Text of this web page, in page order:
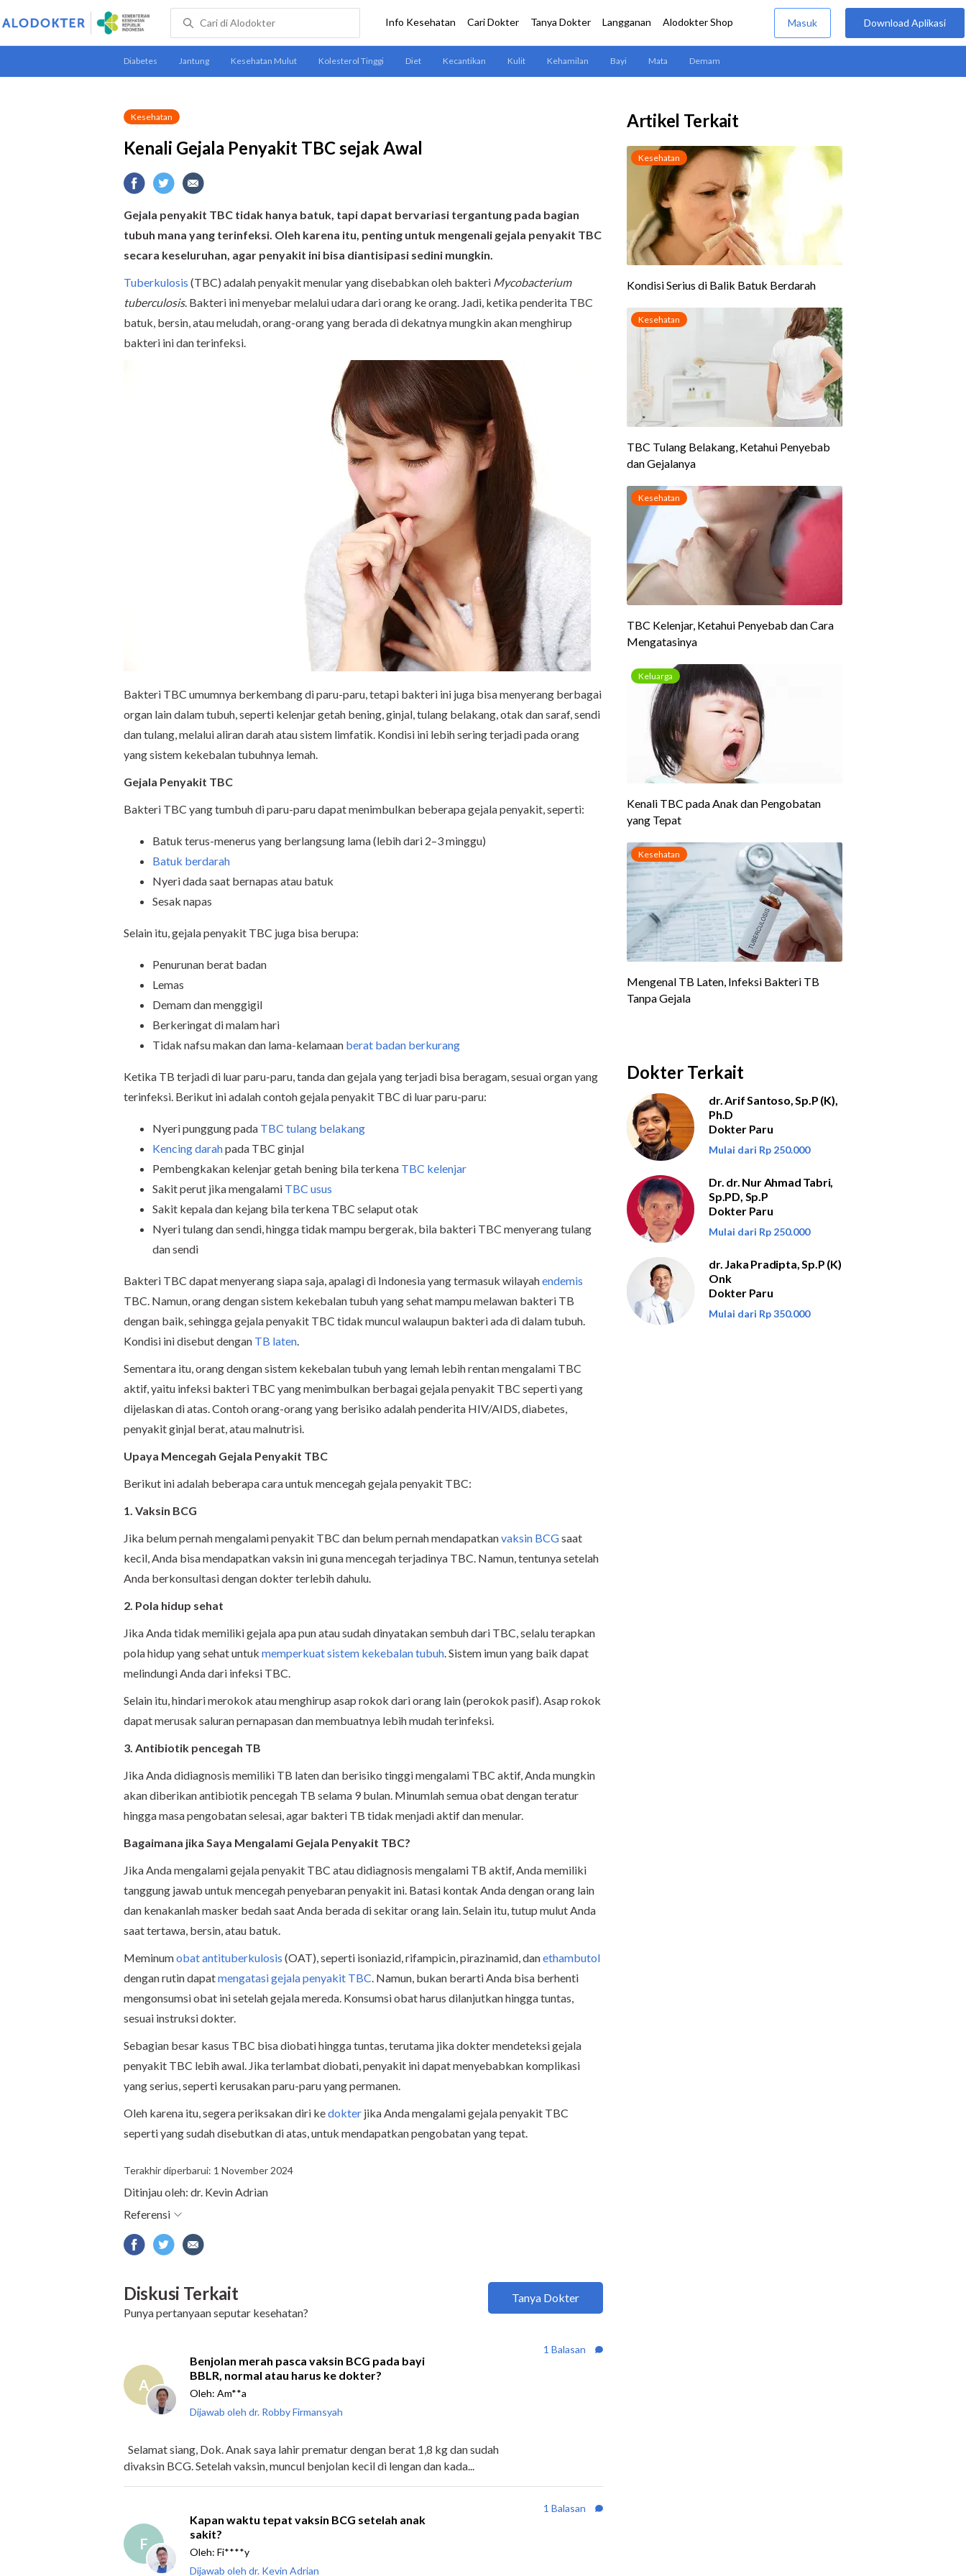
Kesehatan
Kenali Gejala Penyakit TBC sejak Awal
Gejala penyakit TBC tidak hanya batuk, tapi dapat bervariasi tergantung pada bagian
tubuh mana yang terinfeksi. Oleh karena itu, penting untuk mengenali gejala penyakit TBC
secara keseluruhan, agar penyakit ini bisa diantisipasi sedini mungkin.
Tuberkulosis (TBC) adalah penyakit menular yang disebabkan oleh bakteri Mycobacterium
tuberculosis. Bakteri ini menyebar melalui udara dari orang ke orang. Jadi, ketika penderita TBC
batuk, bersin, atau meludah, orang-orang yang berada di dekatnya mungkin akan menghirup
bakteri ini dan terinfeksi.
Bakteri TBC umumnya berkembang di paru-paru, tetapi bakteri ini juga bisa menyerang berbagai
organ lain dalam tubuh, seperti kelenjar getah bening, ginjal, tulang belakang, otak dan saraf, sendi
dan tulang, melalui aliran darah atau sistem limfatik. Kondisi ini lebih sering terjadi pada orang
yang sistem kekebalan tubuhnya lemah.
Gejala Penyakit TBC
Bakteri TBC yang tumbuh di paru-paru dapat menimbulkan beberapa gejala penyakit, seperti:
Batuk terus-menerus yang berlangsung lama (lebih dari 2–3 minggu)
Batuk berdarah
Nyeri dada saat bernapas atau batuk
Sesak napas
Selain itu, gejala penyakit TBC juga bisa berupa:
Penurunan berat badan
Lemas
Demam dan menggigil
Berkeringat di malam hari
Tidak nafsu makan dan lama-kelamaan berat badan berkurang
Ketika TB terjadi di luar paru-paru, tanda dan gejala yang terjadi bisa beragam, sesuai organ yang
terinfeksi. Berikut ini adalah contoh gejala penyakit TBC di luar paru-paru:
Nyeri punggung pada TBC tulang belakang
Kencing darahpada TBC ginjal
Pembengkakan kelenjar getah bening bila terkena TBC kelenjar
Sakit perut jika mengalami TBC usus
Sakit kepala dan kejang bila terkena TBC selaput otak
Nyeri tulang dan sendi, hingga tidak mampu bergerak, bila bakteri TBC menyerang tulang
dan sendi
Bakteri TBC dapat menyerang siapa saja, apalagi di Indonesia yang termasuk wilayahendemis
TBC. Namun, orang dengan sistem kekebalan tubuh yang sehat mampu melawan bakteri TB
dengan baik, sehingga gejala penyakit TBC tidak muncul walaupun bakteri ada di dalam tubuh.
Kondisi ini disebut dengan TB laten.
Sementara itu, orang dengan sistem kekebalan tubuh yang lemah lebih rentan mengalami TBC
aktif, yaitu infeksi bakteri TBC yang menimbulkan berbagai gejala penyakit TBC seperti yang
dijelaskan di atas. Contoh orang-orang yang berisiko adalah penderita HIV/AIDS, diabetes,
penyakit ginjal berat, atau malnutrisi.
Upaya Mencegah Gejala Penyakit TBC
Berikut ini adalah beberapa cara untuk mencegah gejala penyakit TBC:
1. Vaksin BCG
Jika belum pernah mengalami penyakit TBC dan belum pernah mendapatkanvaksin BCGsaat
kecil, Anda bisa mendapatkan vaksin ini guna mencegah terjadinya TBC. Namun, tentunya setelah
Anda berkonsultasi dengan dokter terlebih dahulu.
2. Pola hidup sehat
Jika Anda tidak memiliki gejala apa pun atau sudah dinyatakan sembuh dari TBC, selalu terapkan
pola hidup yang sehat untuk memperkuat sistem kekebalan tubuh. Sistem imun yang baik dapat
melindungi Anda dari infeksi TBC.
Selain itu, hindari merokok atau menghirup asap rokok dari orang lain (perokok pasif). Asap rokok
dapat merusak saluran pernapasan dan membuatnya lebih mudah terinfeksi.
3. Antibiotik pencegah TB
Jika Anda didiagnosis memiliki TB laten dan berisiko tinggi mengalami TBC aktif, Anda mungkin
akan diberikan antibiotik pencegah TB selama 9 bulan. Minumlah semua obat dengan teratur
hingga masa pengobatan selesai, agar bakteri TB tidak menjadi aktif dan menular.
Bagaimana jika Saya Mengalami Gejala Penyakit TBC?
Jika Anda mengalami gejala penyakit TBC atau didiagnosis mengalami TB aktif, Anda memiliki
tanggung jawab untuk mencegah penyebaran penyakit ini. Batasi kontak Anda dengan orang lain
dan kenakanlah masker bedah saat Anda berada di sekitar orang lain. Selain itu, tutup mulut Anda
saat tertawa, bersin, atau batuk.
Meminumobat antituberkulosis (OAT), seperti isoniazid, rifampicin, pirazinamid, danethambutol
dengan rutin dapatmengatasi gejala penyakit TBC. Namun, bukan berarti Anda bisa berhenti
mengonsumsi obat ini setelah gejala mereda. Konsumsi obat harus dilanjutkan hingga tuntas,
sesuai instruksi dokter.
Sebagian besar kasus TBC bisa diobati hingga tuntas, terutama jika dokter mendeteksi gejala
penyakit TBC lebih awal. Jika terlambat diobati, penyakit ini dapat menyebabkan komplikasi
yang serius, seperti kerusakan paru-paru yang permanen.
Oleh karena itu, segera periksakan diri kedokter jika Anda mengalami gejala penyakit TBC
seperti yang sudah disebutkan di atas, untuk mendapatkan pengobatan yang tepat.
Terakhir diperbarui: 1 November 2024
Artikel Terkait
Dokter Terkait